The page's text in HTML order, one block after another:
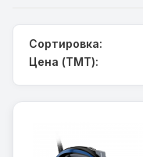
Сортировка:
Цена (TMT):